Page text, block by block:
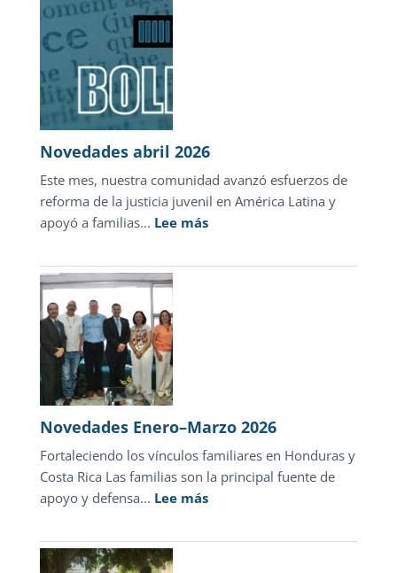
de
investigación
Novedades abril 2026
Este mes, nuestra comunidad avanzó esfuerzos de
reforma de la justicia juvenil en América Latina y
apoyó a familias... Lee más:
abril
Novedades Enero–Marzo 2026
Fortaleciendo los vínculos familiares en Honduras y
Costa Rica Las familias son la principal fuente de
apoyo y defensa... Lee más:
Enero–